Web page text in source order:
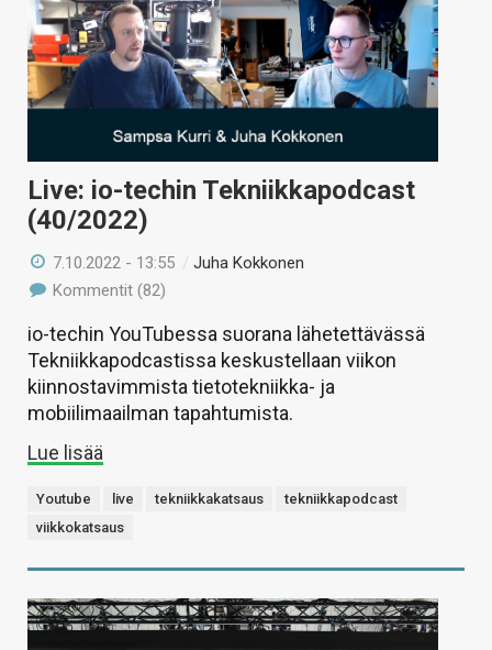
Live: io-techin Tekniikkapodcast
(40/2022)
7.10.2022 - 13:55 /Juha Kokkonen
Kommentit (82)
io-techin YouTubessa suorana lähetettävässä
Tekniikkapodcastissa keskustellaan viikon
kiinnostavimmista tietotekniikka- ja
mobiilimaailman tapahtumista.
Lue lisää
Youtube live tekniikkakatsaus
tekniikkapodcast
viikkokatsaus